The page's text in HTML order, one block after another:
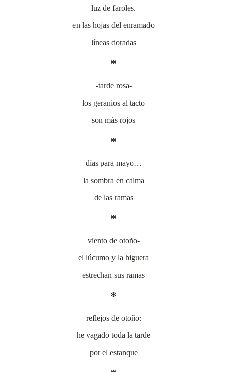
luz de faroles.
en las hojas del enramado
líneas doradas
*
-tarde rosa-
los geranios al tacto
son más rojos
*
días para mayo…
la sombra en calma
de las ramas
*
viento de otoño-
el lúcumo y la higuera
estrechan sus ramas
*
reflejos de otoño:
he vagado toda la tarde
por el estanque